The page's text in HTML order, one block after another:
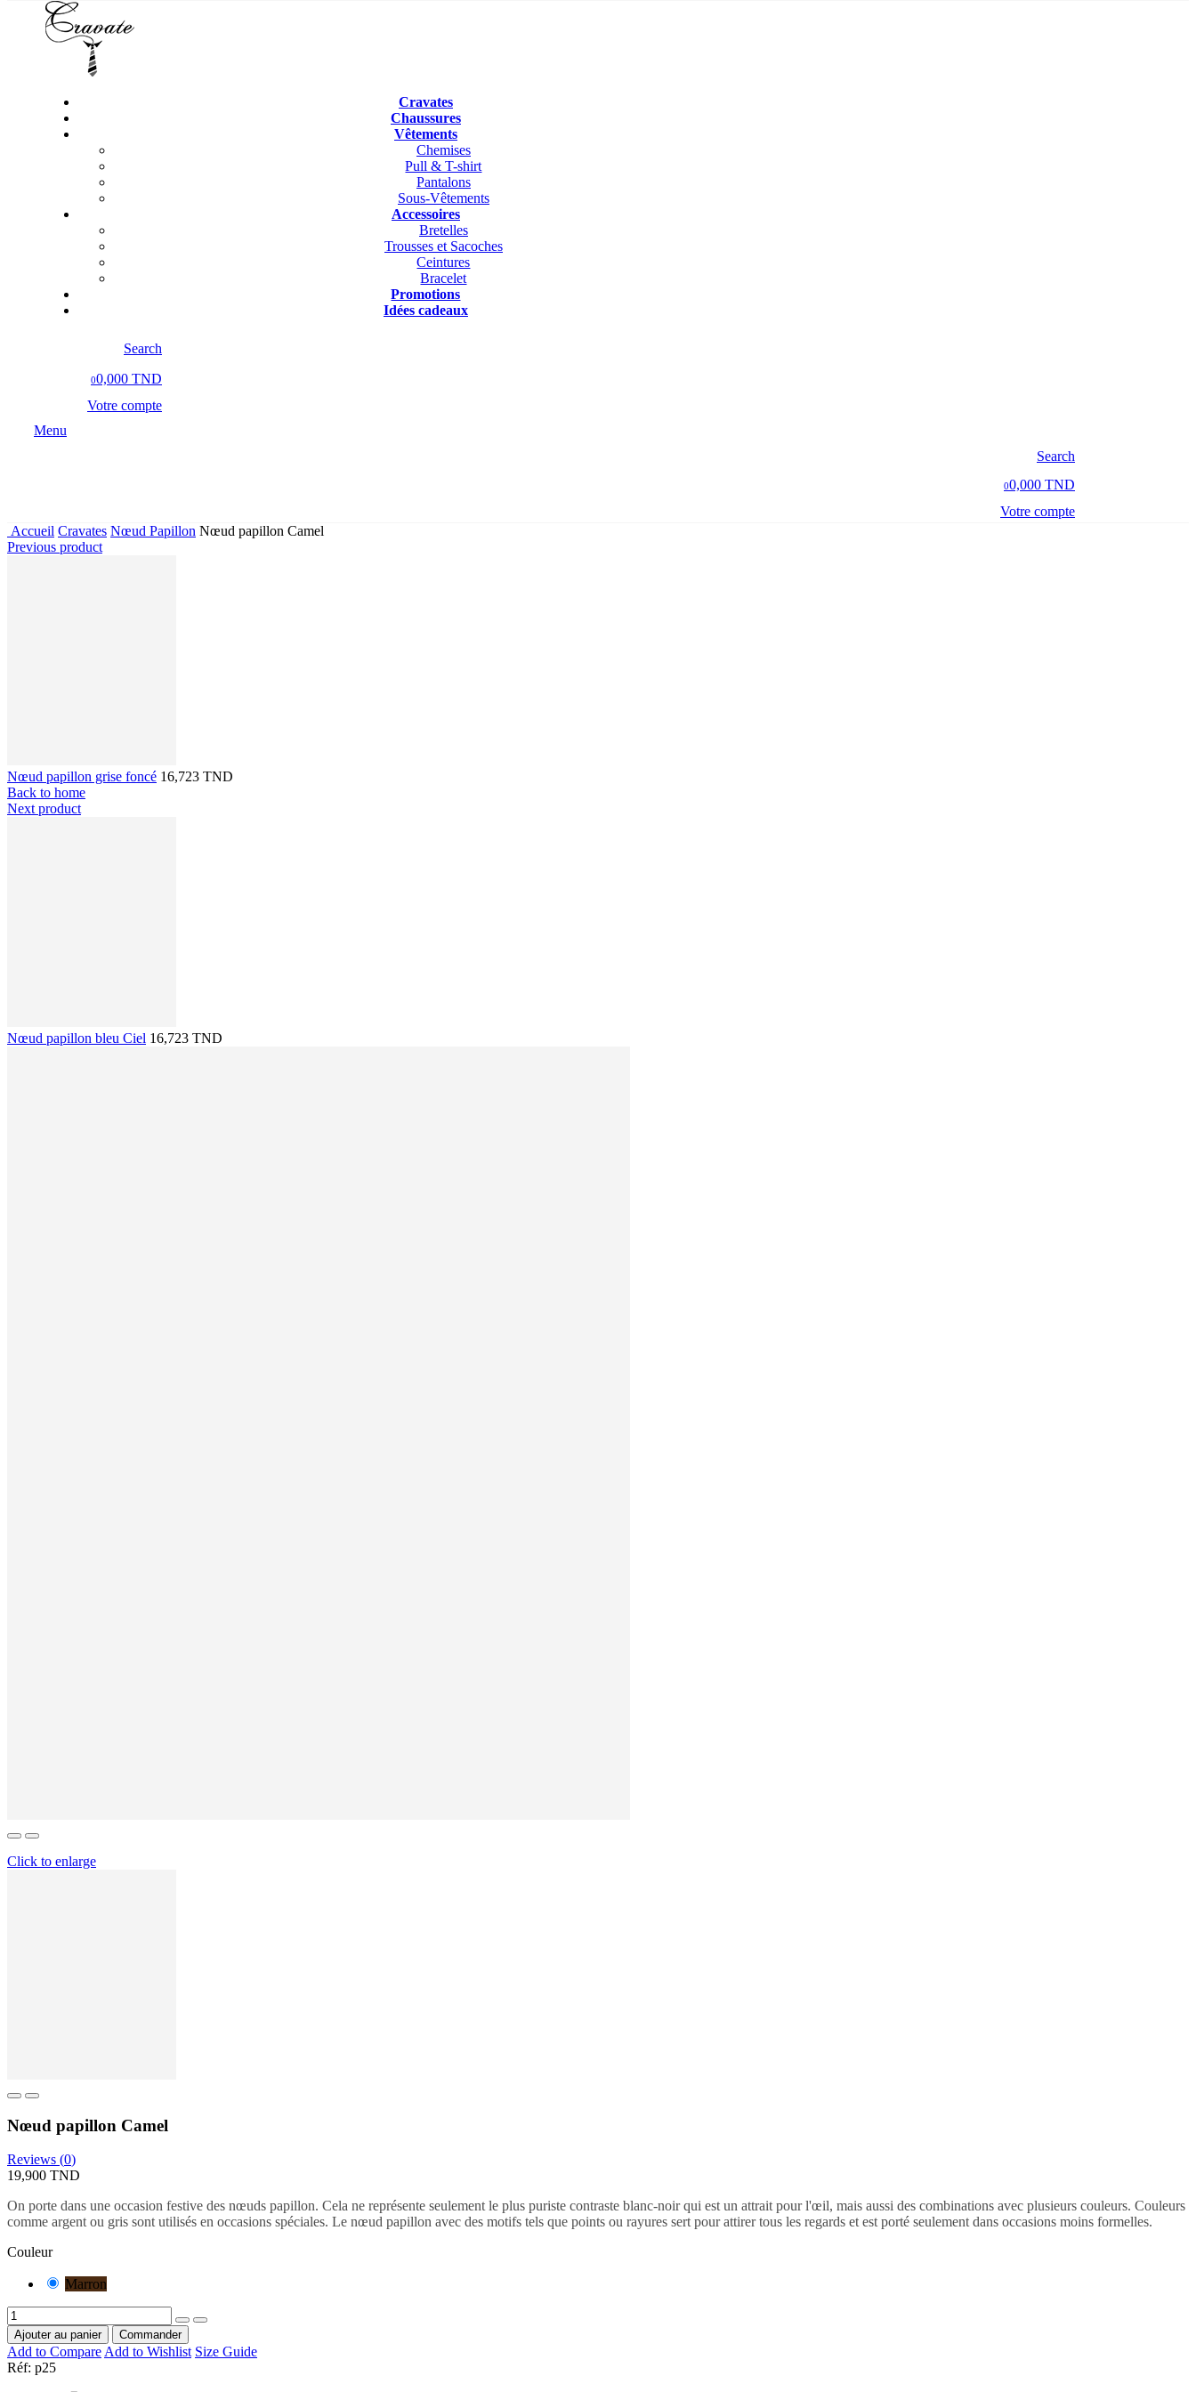
Cravates
Chaussures
Vêtements
Chemises
Pull & T-shirt
Pantalons
Sous-Vêtements
Accessoires
Bretelles
Trousses et Sacoches
Ceintures
Bracelet
Promotions
Idées cadeaux
Search
00,000 TND
Votre compte
Menu
Search
00,000 TND
Votre compte
Accueil Cravates Nœud Papillon Nœud papillon Camel
Previous product
Nœud papillon grise foncé 16,723 TND
Back to home
Next product
Nœud papillon bleu Ciel 16,723 TND
Click to enlarge
Nœud papillon Camel
Reviews (0)
19,900 TND
On porte dans une occasion festive des nœuds papillon. Cela ne représente seulement le plus puriste contraste blanc-noir qui est un attrait pour l'œil, mais aussi des combinations avec plusieurs couleurs. Couleurs
comme argent ou gris sont utilisés en occasions spéciales. Le nœud papillon avec des motifs tels que points ou rayures sert pour attirer tous les regards et est porté seulement dans occasions moins formelles.
Couleur
Marron
Ajouter au panier Commander
Add to CompareAdd to Wishlist Size Guide
Réf: p25